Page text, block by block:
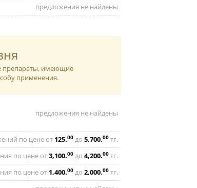
предложения не найдены
препараты, имеющие
применения.
предложения не найдены
по цене от 125.00до 5,700.00тг.
по цене от3,100.00до 4,200.00тг.
по цене от 1,400.00до 2,000.00тг.